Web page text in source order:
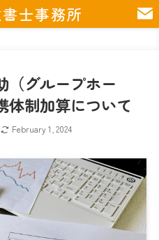
士事務所
（グループホー
体制加算について
February 1, 2024